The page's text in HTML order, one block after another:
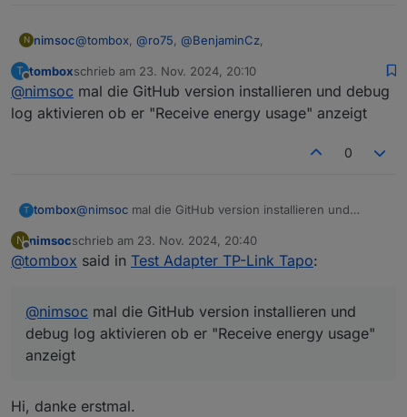
N nimsoc@tombox @ro75 @BenjaminCz
danke für die Tips und Anregungen.
Kann sein dass man im Adapter den Stromverbrauch
benutzerfreundlich, stabil und durchdacht zu sein
T
Offline
tomboxschrieb am 23. Nov. 2024, 20:10
zuletzt editiert von
@nimsoc mal die GitHub version installieren und debug
log aktivieren ob er "Receive energy usage" anzeigt
0
T tombox@nimsoc mal die GitHub version installieren und
anzeigt
N
Offline
nimsocschrieb am 23. Nov. 2024, 20:40
zuletzt editiert von
@tombox said in Test Adapter TP-Link Tapo:
@nimsoc mal die GitHub version installieren und
debug log aktivieren ob er "Receive energy usage"
anzeigt
Hi, danke erstmal.